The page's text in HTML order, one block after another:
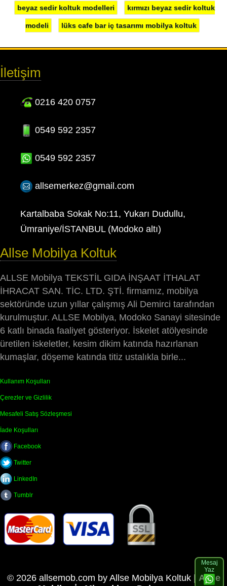
beyaz sedir koltuk modelleri kırmızı beyaz sedir koltuk
modeli lüks cafe bar iç tasarımı mobilya koltuk
İletişim
0216 420 0757
0549 592 2357
0549 592 2357
allsemerkez@gmail.com
Kartalbaba Sokak No:11, Yukarı Dudullu,
Ümraniye/İSTANBUL (Modoko altı)
Allse Mobilya Koltuk
ALLSE Mobilya TEKSTİL GIDA İNŞAAT İTHALAT
İHRACAT SAN. TİC. LTD. ŞTİ. firmamız, mobilya
sektöründe uzun yıllar çalışmış Ali Demirci tarafından
kurulmuştur. ALLSE Mobilya, Modoko Sanayi sitesinde
6 katlı binada faaliyet gösteriyor. İskelet atölyesinde
üretilen iskeletler, kesim dikim katında hazırlanan
kumaşlar, döşeme katında titiz ustalıkla birle...
Kullanım Koşulları
Çerezler ve Gizlilik
Mesafeli Satış Sözleşmesi
İade Koşulları
Facebook
Twitter
LinkedIn
Tumblr
© 2026 allsemob.com by Allse Mobilya Koltuk | Allse
Mesaj
Yaz